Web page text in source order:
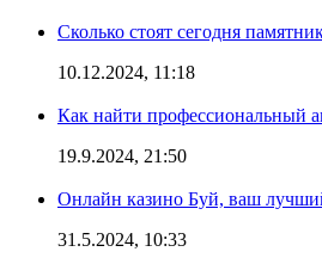
Сколько стоят сегодня
10.12.2024, 11:18
Как найти профессиональный
19.9.2024, 21:50
Онлайн казино Буй, ваш
31.5.2024, 10:33